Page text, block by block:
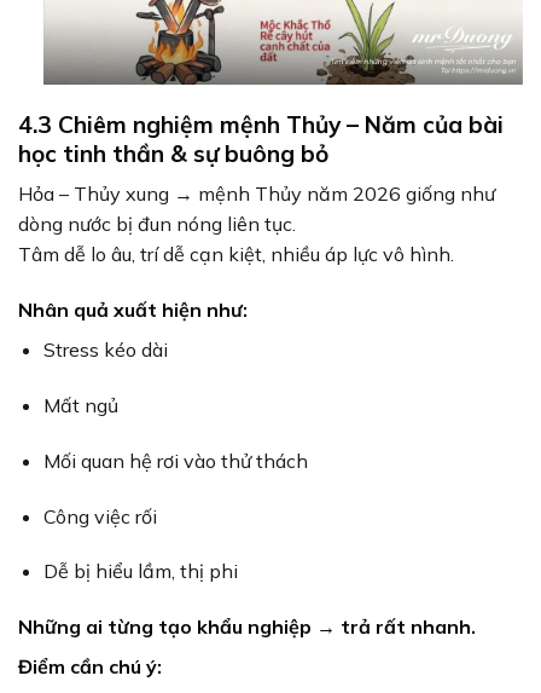
4.3 Chiêm nghiệm mệnh Thủy – Năm của bài
học tinh thần & sự buông bỏ
Hỏa – Thủy xung → mệnh Thủy năm 2026 giống như
dòng nước bị đun nóng liên tục.
Tâm dễ lo âu, trí dễ cạn kiệt, nhiều áp lực vô hình.
Nhân quả xuất hiện như:
Stress kéo dài
Mất ngủ
Mối quan hệ rơi vào thử thách
Công việc rối
Dễ bị hiểu lầm, thị phi
Những ai từng tạo khẩu nghiệp → trả rất nhanh.
Điểm cần chú ý: